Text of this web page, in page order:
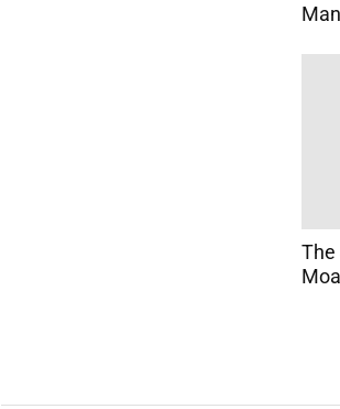
The